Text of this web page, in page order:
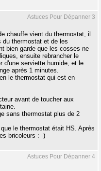
Astuces Pour Dépanner 3
chauffe vient du thermostat, il
thermostat et de les
bien garde que les cosses ne
ensuite rebrancher le
d'une serviette humide, et le
après 1 minutes.
le thermostat qui est en
avant de toucher aux
sans thermostat plus de 2
le thermostat était HS. Après
bricoleurs : -)
Astuces Pour Dépanner 4